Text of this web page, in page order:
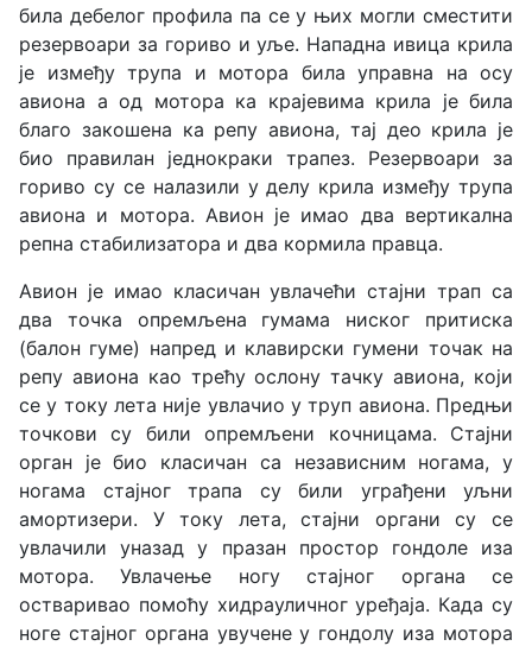
била дебелог профила па се у њих могли сместити
резервоари за гориво и уље. Нападна ивица крила
је између трупа и мотора била управна на осу
авиона а од мотора ка крајевима крила је била
благо закошена ка репу авиона, тај део крила је
био правилан једнокраки трапез. Резервоари за
гориво су се налазили у делу крила између трупа
авиона и мотора. Авион је имао два вертикална
репна стабилизатора и два кормила правца.
Авион је имао класичан увлачећи стајни трап са
два точка опремљена гумама ниског притиска
(балон гуме) напред и клавирски гумени точак на
репу авиона као трећу ослону тачку авиона, који
се у току лета није увлачио у труп авиона. Предњи
точкови су били опремљени кочницама. Стајни
орган је био класичан са независним ногама, у
ногама стајног трапа су били уграђени уљни
амортизери. У току лета, стајни органи су се
увлачили уназад у празан простор гондоле иза
мотора. Увлачење ногу стајног органа се
остваривао помоћу хидрауличног уређаја. Када су
ноге стајног органа увучене у гондолу иза мотора